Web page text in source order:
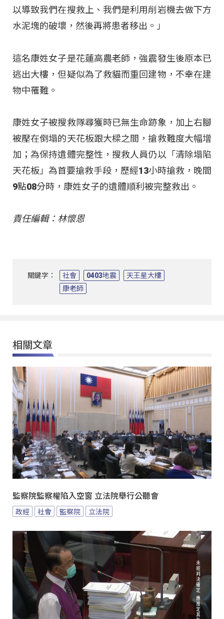
以導致我們在搜救上、我們是利用削岩機去做下方
水泥塊的破壞，然後再將患者移出。」
這名康姓女子是花蓮高農老師，強震發生後原本已
逃出大樓，但疑似為了救貓而重回建物，不幸在建
物中罹難。
康姓女子被搜救隊尋獲時已無生命跡象，加上右腳
被壓在倒塌的天花板跟大樑之間，搶救難度大幅增
加；為保持遺體完整性，搜救人員仍以「清除塌陷
天花板」為首要搶救手段，歷經13小時搶救，晚間
9點08分時，康姓女子的遺體順利被完整救出。
責任編輯：林懷恩
關鍵字： 社會 0403地震
天王星大樓
康老師
相關文章
監察院監察權陷入空窗 立法院舉行公聽會
政經 社會 監察院 立法院